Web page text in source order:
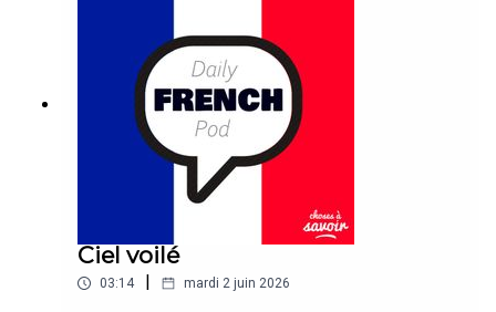
Ciel voilé
03:14 | mardi 2 juin 2026